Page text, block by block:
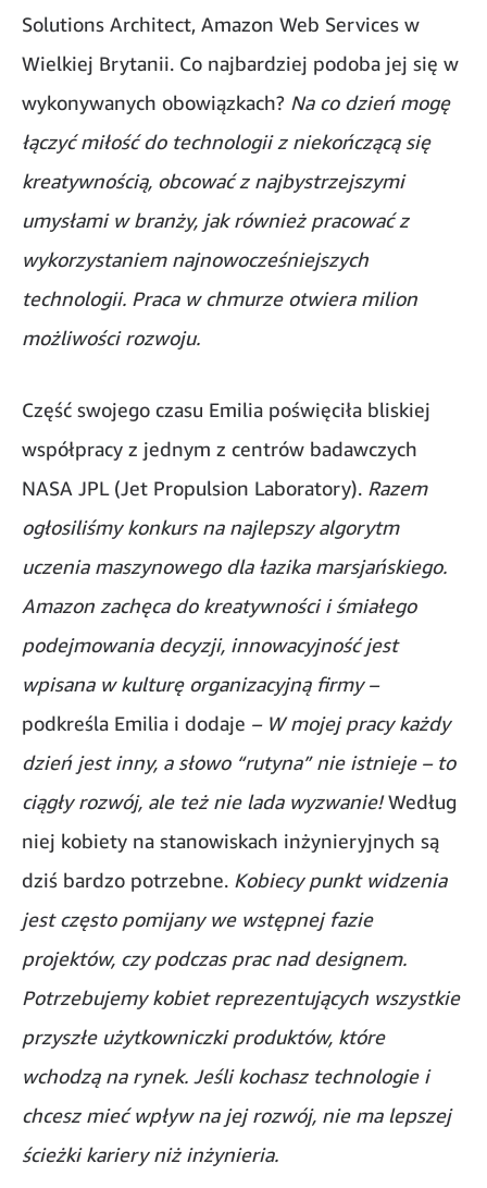
Solutions Architect, Amazon Web Services w
Wielkiej Brytanii. Co najbardziej podoba jej się w
wykonywanych obowiązkach? Na co dzień mogę
łączyć miłość do technologii z niekończącą się
kreatywnością, obcować z najbystrzejszymi
umysłami w branży, jak również pracować z
wykorzystaniem najnowocześniejszych
technologii. Praca w chmurze otwiera milion
możliwości rozwoju.
Część swojego czasu Emilia poświęciła bliskiej
współpracy z jednym z centrów badawczych
NASA JPL (Jet Propulsion Laboratory). Razem
ogłosiliśmy konkurs na najlepszy algorytm
uczenia maszynowego dla łazika marsjańskiego.
Amazon zachęca do kreatywności i śmiałego
podejmowania decyzji, innowacyjność jest
wpisana w kulturę organizacyjną firmy –
podkreśla Emilia i dodaje – W mojej pracy każdy
dzień jest inny, a słowo “rutyna” nie istnieje – to
ciągły rozwój, ale też nie lada wyzwanie!Według
niej kobiety na stanowiskach inżynieryjnych są
dziś bardzo potrzebne. Kobiecy punkt widzenia
jest często pomijany we wstępnej fazie
projektów, czy podczas prac nad designem.
Potrzebujemy kobiet reprezentujących wszystkie
przyszłe użytkowniczki produktów, które
wchodzą na rynek. Jeśli kochasz technologie i
chcesz mieć wpływ na jej rozwój, nie ma lepszej
ścieżki kariery niż inżynieria.